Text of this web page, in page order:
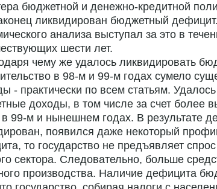
бюджетной и денежно-кредитной
ликвидирован бюджетный
анализа выступал за это в
шести лет.
чему же удалось ликвидировать
в 98-м и 99-м годах сумело
- практически по всем статьям.
доходы, в том числе за счет более
99-м и нынешнем годах. В результате
появился даже некоторый
то государство не предъявляет
сектора. Следовательно, больше
производства. Наличие дефицита